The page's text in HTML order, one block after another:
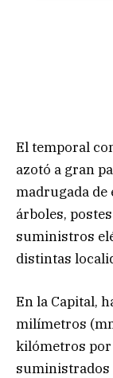
El temporal
azotó a gran
madrugada de
árboles,
suministros
distintas
En la Capital,
milímetros
kilómetros por
suministrados